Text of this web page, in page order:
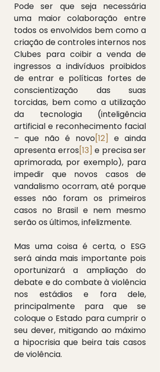
Pode ser que seja necessária
uma maior colaboração entre
todos os envolvidos bem como a
criação de controles internos nos
Clubes para coibir a venda de
ingressos a indivíduos proibidos
de entrar e políticas fortes de
conscientização das suas
torcidas, bem como a utilização
da tecnologia (inteligência
artificial e reconhecimento facial
– que não é novo[12]
e ainda
apresenta erros[13] e precisa ser
aprimorada, por exemplo), para
impedir que novos casos de
vandalismo ocorram, até porque
esses não foram os primeiros
casos no Brasil e nem mesmo
serão os últimos, infelizmente.
Mas uma coisa é certa, o ESG
será ainda mais importante pois
oportunizará a ampliação do
debate e do combate à violência
nos estádios e fora dele,
principalmente para que se
coloque o Estado para cumprir o
seu dever, mitigando ao máximo
a hipocrisia que beira tais casos
de violência.